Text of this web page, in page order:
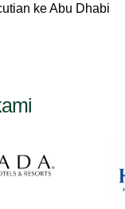
ke Abu Dhabi